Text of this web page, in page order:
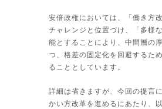
安倍政権においては、「働き方
チャレンジと位置づけ、「多様
能とすることにより、中間層の
つ、格差の固定化を回避するた
ることとしています。
詳細は省きますが、今回の提言
かい方改革を進めるにあたり、